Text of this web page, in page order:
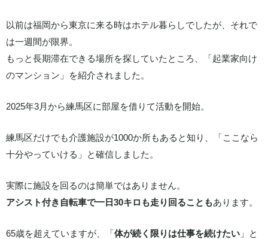
以前は福岡から東京に来る時はホテル暮らしでしたが、それで
は一週間が限界。
もっと長期滞在できる場所を探していたところ、「起業家向け
のマンション」を紹介されました。
2025年3月から練馬区に部屋を借りて活動を開始。
練馬区だけでも介護施設が1000か所もあると知り、「ここなら
十分やっていける」と確信しました。
実際に施設を回るのは簡単ではありません。
アシスト付き自転車で一日30キロも走り回ることもあります。
65歳を超えていますが、「体が続く限りは仕事を続けたい 」と